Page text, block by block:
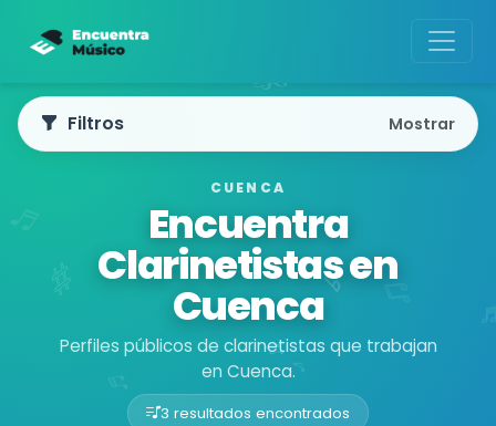
CUENCA
Encuentra
Clarinetistas en
Cuenca
Perfiles públicos de clarinetistas que trabajan
en Cuenca.
3 resultados encontrados
Filtros Mostrar